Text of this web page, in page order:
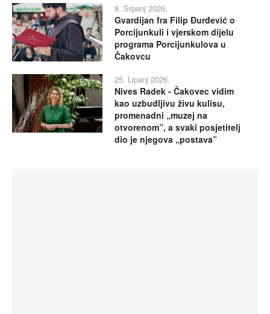
8. Srpanj 2026.
Gvardijan fra Filip Đurđević o
Porcijunkuli i vjerskom dijelu
programa Porcijunkulova u
Čakovcu
25. Lipanj 2026.
Nives Radek - Čakovec vidim
kao uzbudljivu živu kulisu,
promenadni „muzej na
otvorenom”, a svaki posjetitelj
dio je njegova „postava”